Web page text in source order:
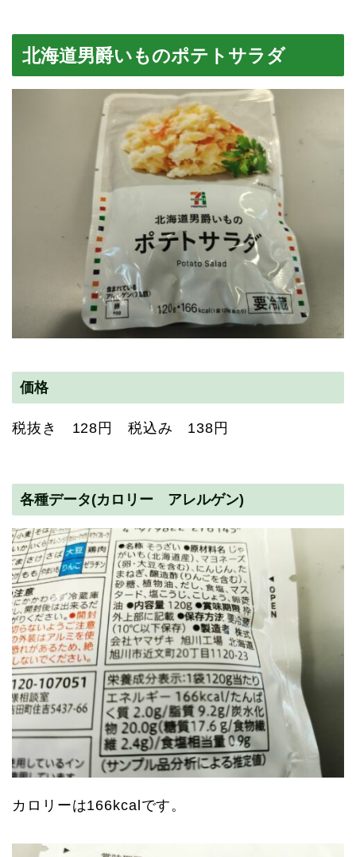
北海道男爵いものポテトサラダ
価格
税抜き 128円 税込み 138円
各種データ(カロリー アレルゲン)
カロリーは166kcalです。